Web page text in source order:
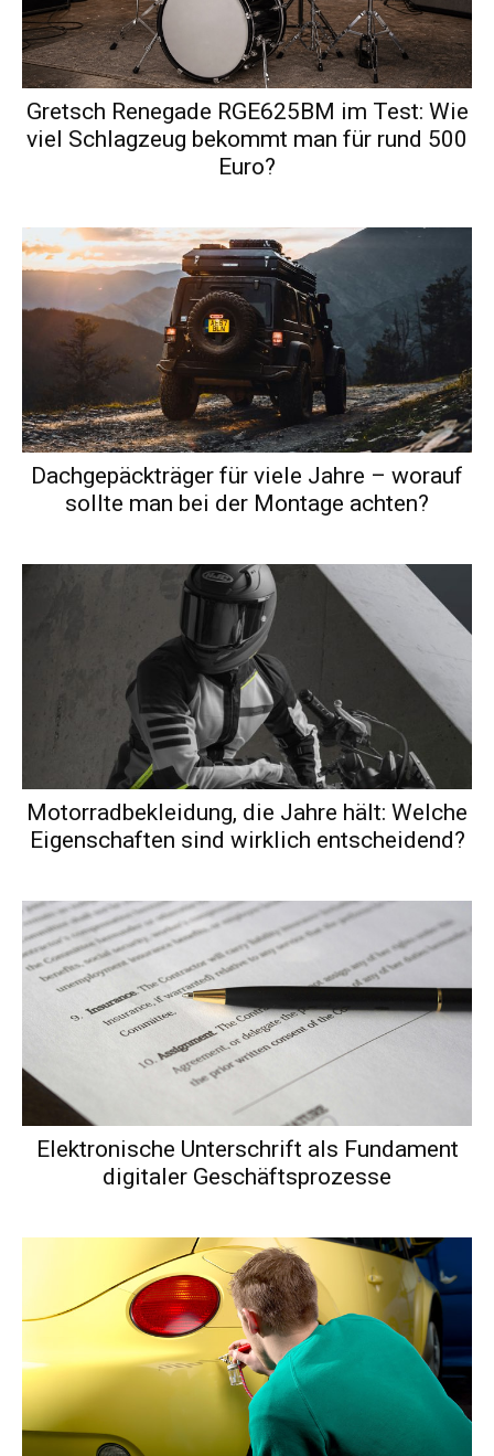
Gretsch Renegade RGE625BM im Test: Wie
viel Schlagzeug bekommt man für rund 500
Euro?
Dachgepäckträger für viele Jahre – worauf
sollte man bei der Montage achten?
Motorradbekleidung, die Jahre hält: Welche
Eigenschaften sind wirklich entscheidend?
Elektronische Unterschrift als Fundament
digitaler Geschäftsprozesse